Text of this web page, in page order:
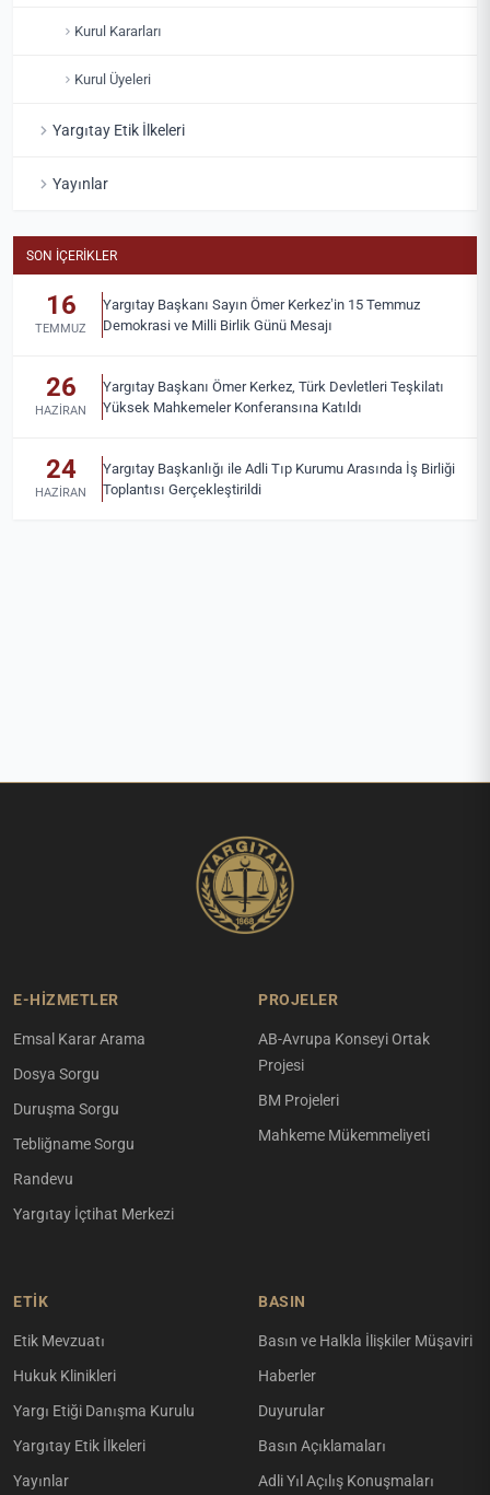
Kurul Kararları
Kurul Üyeleri
Yargıtay Etik İlkeleri
Yayınlar
SON İÇERIKLER
16
TEMMUZ
Yargıtay Başkanı Sayın Ömer Kerkez’in 15 Temmuz
Demokrasi ve Milli Birlik Günü Mesajı
26
HAZIRAN
Yargıtay Başkanı Ömer Kerkez, Türk Devletleri Teşkilatı
Yüksek Mahkemeler Konferansına Katıldı
24
HAZIRAN
Yargıtay Başkanlığı ile Adli Tıp Kurumu Arasında İş Birliği
Toplantısı Gerçekleştirildi
E-HİZMETLER
Emsal Karar Arama
Dosya Sorgu
Duruşma Sorgu
Tebliğname Sorgu
Randevu
Yargıtay İçtihat Merkezi
PROJELER
AB-Avrupa Konseyi Ortak
Projesi
BM Projeleri
Mahkeme Mükemmeliyeti
ETİK
Etik Mevzuatı
Hukuk Klinikleri
Yargı Etiği Danışma Kurulu
Yargıtay Etik İlkeleri
Yayınlar
BASIN
Basın ve Halkla İlişkiler Müşaviri
Haberler
Duyurular
Basın Açıklamaları
Adli Yıl Açılış Konuşmaları